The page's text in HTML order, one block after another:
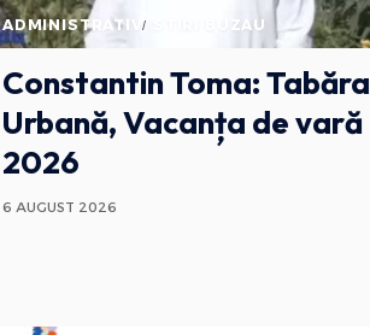
ADMINISTRATIV STIRI BUZAU
Constantin Toma: Tabăra
Urbană, Vacanța de vară
2026
6 AUGUST 2026